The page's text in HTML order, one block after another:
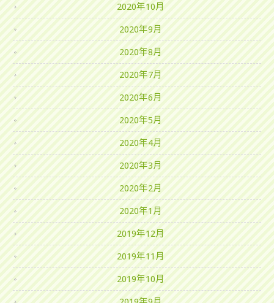
2020年10月
2020年9月
2020年8月
2020年7月
2020年6月
2020年5月
2020年4月
2020年3月
2020年2月
2020年1月
2019年12月
2019年11月
2019年10月